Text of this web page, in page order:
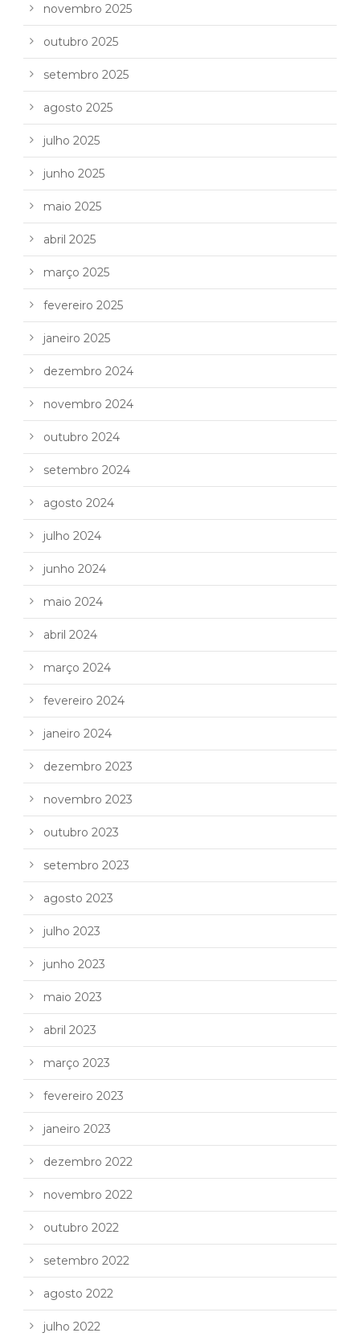
novembro 2025
outubro 2025
setembro 2025
agosto 2025
julho 2025
junho 2025
maio 2025
abril 2025
março 2025
fevereiro 2025
janeiro 2025
dezembro 2024
novembro 2024
outubro 2024
setembro 2024
agosto 2024
julho 2024
junho 2024
maio 2024
abril 2024
março 2024
fevereiro 2024
janeiro 2024
dezembro 2023
novembro 2023
outubro 2023
setembro 2023
agosto 2023
julho 2023
junho 2023
maio 2023
abril 2023
março 2023
fevereiro 2023
janeiro 2023
dezembro 2022
novembro 2022
outubro 2022
setembro 2022
agosto 2022
julho 2022